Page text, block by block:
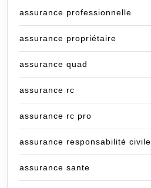
assurance professionnelle
assurance propriétaire
assurance quad
assurance rc
assurance rc pro
assurance responsabilité civile
assurance sante